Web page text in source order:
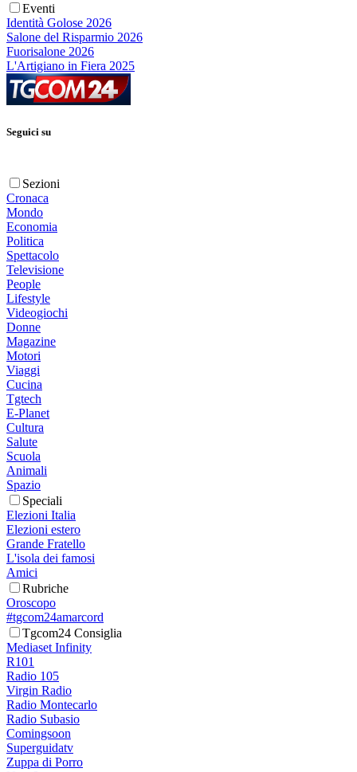
Eventi
Identità Golose 2026
Salone del Risparmio 2026
Fuorisalone 2026
L'Artigiano in Fiera 2025
Seguici su
Sezioni
Cronaca
Mondo
Economia
Politica
Spettacolo
Televisione
People
Lifestyle
Videogiochi
Donne
Magazine
Motori
Viaggi
Cucina
Tgtech
E-Planet
Cultura
Salute
Scuola
Animali
Spazio
Speciali
Elezioni Italia
Elezioni estero
Grande Fratello
L'isola dei famosi
Amici
Rubriche
Oroscopo
#tgcom24amarcord
Tgcom24 Consiglia
Mediaset Infinity
R101
Radio 105
Virgin Radio
Radio Montecarlo
Radio Subasio
Comingsoon
Superguidatv
Zuppa di Porro